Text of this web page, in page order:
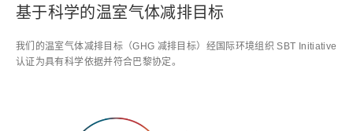
基于科学的温室气体减排目标
我们的温室气体减排目标（GHG 减排目标）经国际环境组织 SBT Initiative
认证为具有科学依据并符合巴黎协定。